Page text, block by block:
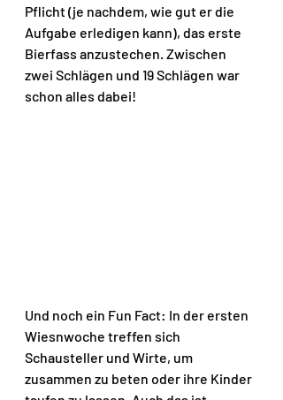
Pflicht (je nachdem, wie gut er die
Aufgabe erledigen kann), das erste
Bierfass anzustechen. Zwischen
zwei Schlägen und 19 Schlägen war
schon alles dabei!
Und noch ein Fun Fact: In der ersten
Wiesnwoche treffen sich
Schausteller und Wirte, um
zusammen zu beten oder ihre Kinder